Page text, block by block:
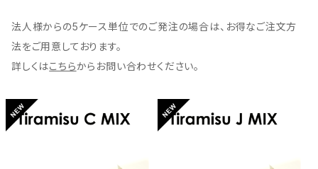
法人様からの5ケース単位でのご発注の場合は、お得なご注文方
法をご用意しております。
詳しくはこちらからお問い合わせください。